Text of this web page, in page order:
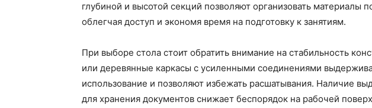
глубиной и высотой секций позволяют организовать материалы
облегчая доступ и экономя время на подготовку к занятиям.
При выборе стола стоит обратить внимание на стабильность
или деревянные каркасы с усиленными соединениями
использование и позволяют избежать расшатывания. Наличие
для хранения документов снижает беспорядок на рабочей